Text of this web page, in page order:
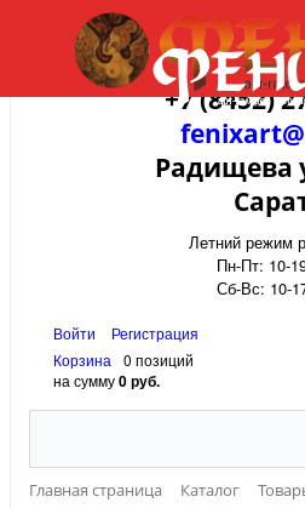
+7 (8452)
Радищева
Летний режим
Пн-Пт: 10-
Сб-Вс: 10-
Войти
Регистрация
Корзина
0 позиций
на сумму0 руб.
Главная страница Каталог